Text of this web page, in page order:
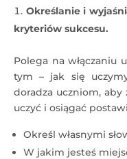
Określanie i
kryteriów sukcesu.
Polega na włączaniu
tym – jak się
doradza uczniom,
uczyć i osiągać
Określ własnymi
W jakim jesteś